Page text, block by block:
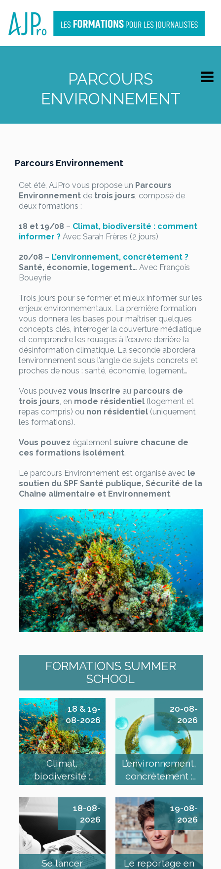
PARCOURS
ENVIRONNEMENT
Parcours Environnement
Cet été, AJPro vous propose un Parcours
Environnement de trois jours, composé de
deux formations :
18 et 19/08 – Climat, biodiversité : comment
informer ?Avec Sarah Frères (2 jours)
20/08 – L’environnement, concrètement ?
Santé, économie, logement… Avec François
Boueyrie
Trois jours pour se former et mieux informer sur les
enjeux environnementaux. La première formation
vous donnera les bases pour maîtriser quelques
concepts clés, interroger la couverture médiatique
et comprendre les rouages à l’œuvre derrière la
désinformation climatique. La seconde abordera
l’environnement sous l’angle de sujets concrets et
proches de nous : santé, économie, logement…
Vous pouvez vous inscrire au parcours de
trois jours, en mode résidentiel(logement et
repas compris) ou non résidentiel(uniquement
les formations).
Vous pouvez également suivre chacune de
ces formations isolément.
Le parcours Environnement est organisé avec le
soutien du SPF Santé publique, Sécurité de la
Chaîne alimentaire et Environnement.
FORMATIONS SUMMER
SCHOOL
Climat,
biodiversité :
18 & 19-
08-2026
L’environnement,
concrètement :
20-08-
2026
Se lancer
18-08-
2026
Le reportage en
19-08-
2026